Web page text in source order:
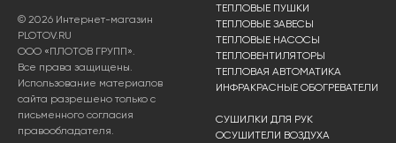
© 2026 Интернет-магазин
PLOTOV.RU
ООО «ПЛОТОВ ГРУПП».
Все права защищены.
Использование материалов
сайта разрешено только с
письменного согласия
правообладателя.
ТЕПЛОВЫЕ ПУШКИ
ТЕПЛОВЫЕ ЗАВЕСЫ
ТЕПЛОВЫЕ НАСОСЫ
ТЕПЛОВЕНТИЛЯТОРЫ
ТЕПЛОВАЯ АВТОМАТИКА
ИНФРАКРАСНЫЕ ОБОГРЕВАТЕЛИ
СУШИЛКИ ДЛЯ РУК
ОСУШИТЕЛИ ВОЗДУХА